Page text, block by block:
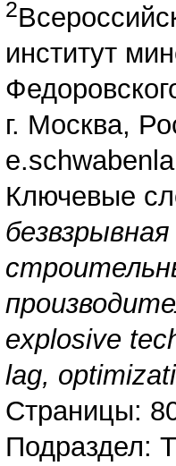
2
институт
г. Москва,
Ключевые
explosive
lag,
Страницы:
Подраздел: